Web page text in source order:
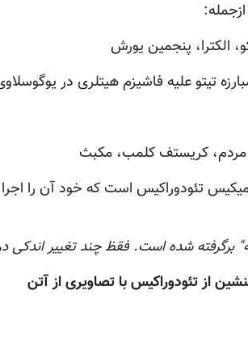
الکترا، پنجمين يورش
تیتو علیه فاشیزم هیتلری در
مردم، کريستف کلمب، مکبث
تئودوراکيس است که خود آن را
شده است. فقظ چند تغییر اندکی
از تئودوراکیس با تصاویری از آتن